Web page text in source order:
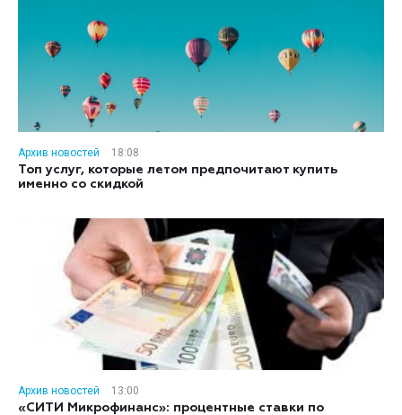
Архив новостей
18:08
Топ услуг, которые летом предпочитают купить
именно со скидкой
Архив новостей
13:00
«СИТИ Микрофинанс»: процентные ставки по